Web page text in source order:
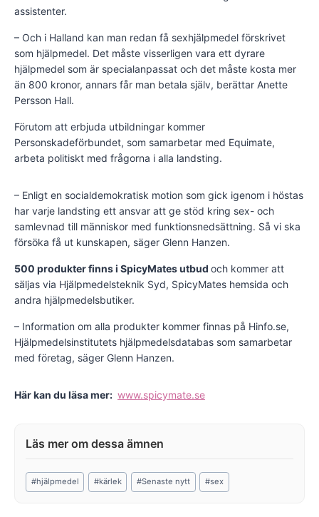
assistenter.
– Och i Halland kan man redan få sexhjälpmedel förskrivet
som hjälpmedel. Det måste visserligen vara ett dyrare
hjälpmedel som är specialanpassat och det måste kosta mer
än 800 kronor, annars får man betala själv, berättar Anette
Persson Hall.
Förutom att erbjuda utbildningar kommer
Personskadeförbundet, som samarbetar med Equimate,
arbeta politiskt med frågorna i alla landsting.
– Enligt en socialdemokratisk motion som gick igenom i höstas
har varje landsting ett ansvar att ge stöd kring sex- och
samlevnad till människor med funktionsnedsättning. Så vi ska
försöka få ut kunskapen, säger Glenn Hanzen.
500 produkter finns i SpicyMates utbud och kommer att
säljas via Hjälpmedelsteknik Syd, SpicyMates hemsida och
andra hjälpmedelsbutiker.
– Information om alla produkter kommer finnas på Hinfo.se,
Hjälpmedelsinstitutets hjälpmedelsdatabas som samarbetar
med företag, säger Glenn Hanzen.
Här kan du läsa mer: www.spicymate.se
Post
Tags:
#hjälpmedel #kärlek #Senaste nytt #sex